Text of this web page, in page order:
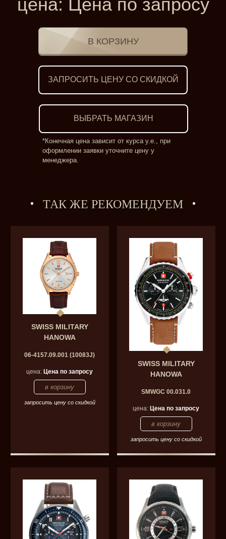
цена: Цена по запросу
ЗАПРОСИТЬ ЦЕНУ СО СКИДКОЙ
ВЫБРАТЬ МАГАЗИН
*Конечная цена зависит от курса у.е., при
оформлении заявки уточните цену у
менеджера.
ТАК ЖЕ РЕКОМЕНДУЕМ
SWISS MILITARY
HANOWA
06-4157.09.001 (10083J)
цена:Цена по запросу
запросить цену со скидкой
SWISS MILITARY
HANOWA
SMWGC 00.031.0
цена:Цена по запросу
запросить цену со скидкой